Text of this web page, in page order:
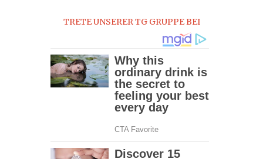
TRETE UNSERER TG GRUPPE BEI